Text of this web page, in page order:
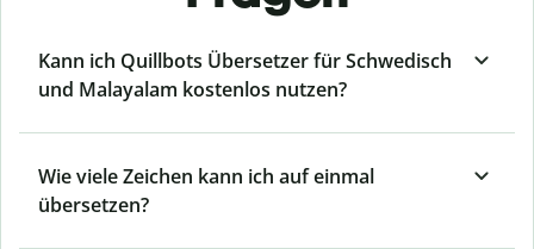
Kann ich Quillbots Übersetzer für Schwedisch
und Malayalam kostenlos nutzen?
Wie viele Zeichen kann ich auf einmal
übersetzen?